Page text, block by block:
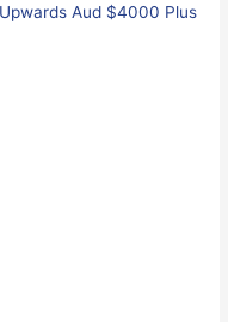
Aud $4000 Plus